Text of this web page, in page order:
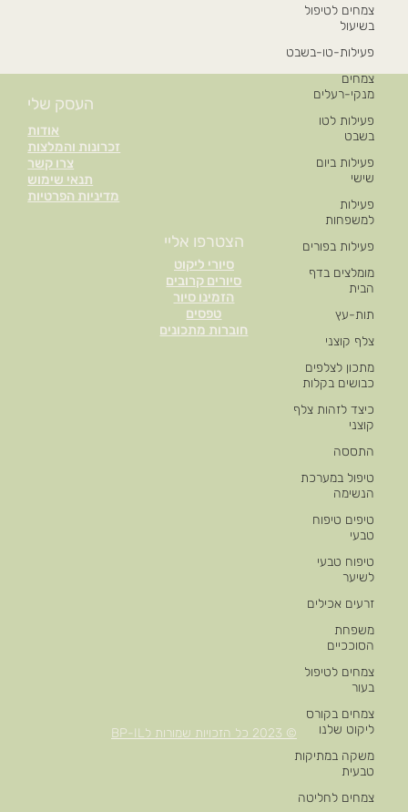
צמחים לטיפול
בשיעול
פעילות-טו-בשבט
צמחים
מנקי-רעלים
פעילות לטו
בשבט
פעילות ביום
שישי
פעילות
למשפחות
פעילות בפורים
מומלצים בדף
הבית
תות-עץ
צלף קוצני
מתכון לצלפים
כבושים בקלות
כיצד לזהות צלף
קוצני
התססה
טיפול במערכת
הנשימה
טיפים טיפוח
טבעי
טיפוח טבעי
לשיער
זרעים אכילים
משפחת
הסוככיים
צמחים לטיפול
בעור
צמחים בקורס
ליקוט שלנו
משקה במתיקות
טבעית
צמחים לחליטה
אודות
זכרונות והמלצות
צרו קשר
תנאי שימוש
מדיניות הפרטיות
העסק שלי
סיורי ליקוט
סיורים קרובים
הזמינו סיור
טפסים
חוברות מתכונים
הצטרפו אליי
© 2023 כל הזכויות שמורות לBP-IL